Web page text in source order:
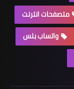
متصفحات انترنت
واتساب بلس